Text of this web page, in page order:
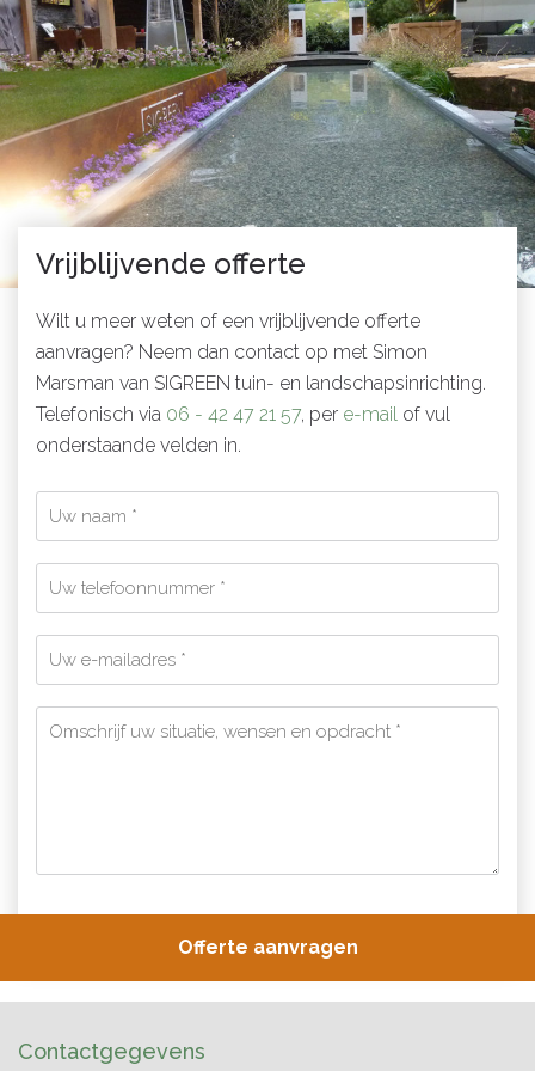
Vrijblijvende offerte
Wilt u meer weten of een vrijblijvende offerte
aanvragen? Neem dan contact op met Simon
Marsman van SIGREEN tuin- en landschapsinrichting.
Telefonisch via 06 - 42 47 21 57, per e-mail of vul
onderstaande velden in.
Contactgegevens